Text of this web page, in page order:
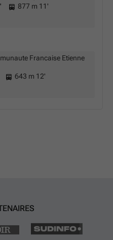
877 m 11'
Francaise Etienne
643 m 12'